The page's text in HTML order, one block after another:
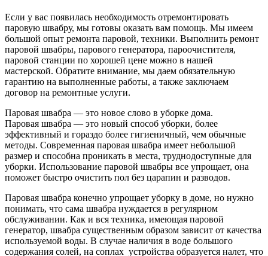
Если у вас появилась необходимость отремонтировать
паровую швабру, мы готовы оказать вам помощь. Мы имеем
большой опыт ремонта паровой, техники. Выполнить ремонт
паровой швабры, парового генератора, пароочистителя,
паровой станции по хорошей цене можно в нашей
мастерской. Обратите внимание, мы даем обязательную
гарантию на выполненные работы, а также заключаем
договор на ремонтные услуги.
Паровая швабра — это новое слово в уборке дома.
Паровая швабра — это новый способ уборки, более
эффективный и гораздо более гигиеничный, чем обычные
методы. Современная паровая швабра имеет небольшой
размер и способна проникать в места, труднодоступные для
уборки. Использование паровой швабры все упрощает, она
поможет быстро очистить пол без царапин и разводов.
Паровая швабра конечно упрощает уборку в доме, но нужно
понимать, что сама швабра нуждается в регулярном
обслуживании. Как и вся техника, имеющая паровой
генератор, швабра существенным образом зависит от качества
используемой воды. В случае наличия в воде большого
содержания солей, на соплах устройства образуется налет, что